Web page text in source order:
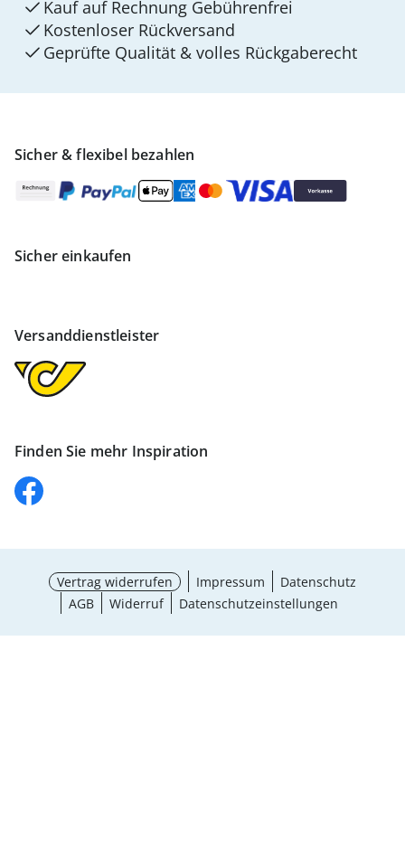
Sicher & flexibel bezahlen
Sicher einkaufen
Versanddienstleister
Finden Sie mehr Inspiration
Kauf auf Rechnung Gebührenfrei
Kostenloser Rückversand
Geprüfte Qualität & volles Rückgaberecht
Vertrag widerrufen Impressum
Datenschutz
AGB
Widerruf Datenschutzeinstellungen